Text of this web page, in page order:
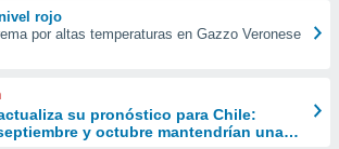
rojo
por altas temperaturas en Gazzo Veronese
su pronóstico para Chile:
y octubre mantendrían una